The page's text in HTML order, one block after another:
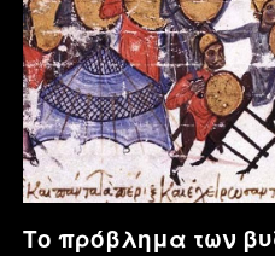
Το πρόβλημα των